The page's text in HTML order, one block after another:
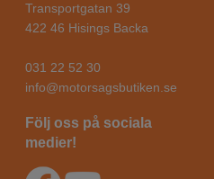
Transportgatan 39
422 46 Hisings Backa
031 22 52 30
info@motorsagsbutiken.se
Följ oss på sociala
medier!